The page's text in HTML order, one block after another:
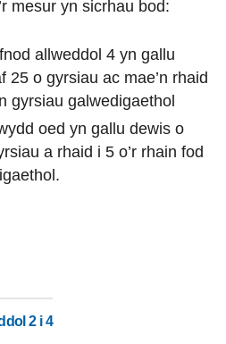
mesur yn sicrhau bod:
allweddol 4 yn gallu
25 o gyrsiau ac mae’n rhaid
gyrsiau galwedigaethol
oed yn gallu dewis o
a rhaid i 5 o’r rhain fod
2 i 4